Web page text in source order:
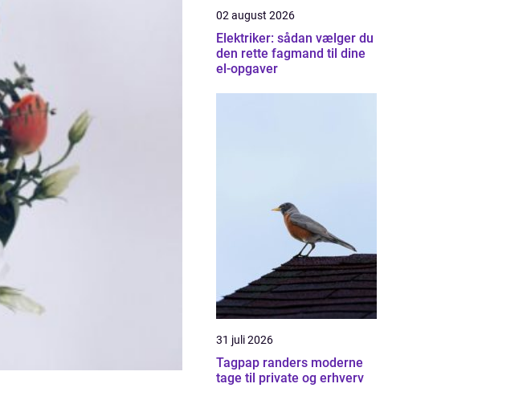
02 august 2026
Elektriker: sådan vælger du
den rette fagmand til dine
el-opgaver
31 juli 2026
Tagpap randers moderne
tage til private og erhverv